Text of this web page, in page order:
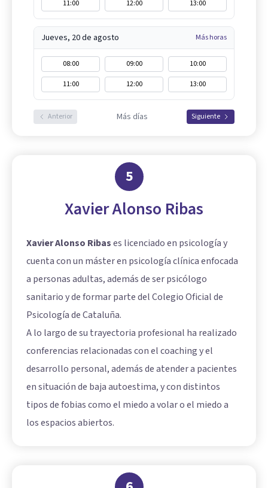
11:00 12:00 13:00
Jueves, 20 de agosto Más horas
08:00 09:00
10:00
11:00
12:00 13:00
Anterior Más días Siguiente
5
Xavier Alonso Ribas
Xavier Alonso Ribases licenciado en psicología y
cuenta con un máster en psicología clínica enfocada
a personas adultas, además de ser psicólogo
sanitario y de formar parte del Colegio Oficial de
Psicología de Cataluña.
A lo largo de su trayectoria profesional ha realizado
conferencias relacionadas con el coaching y el
desarrollo personal, además de atender a pacientes
en situación de baja autoestima, y con distintos
tipos de fobias como el miedo a volar o el miedo a
los espacios abiertos.